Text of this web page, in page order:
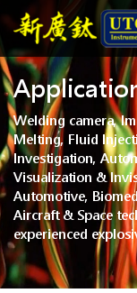
Welding camera,
Melting, Fluid
Investigation,
Visualization &
Automotive,
Aircraft & Space
experienced